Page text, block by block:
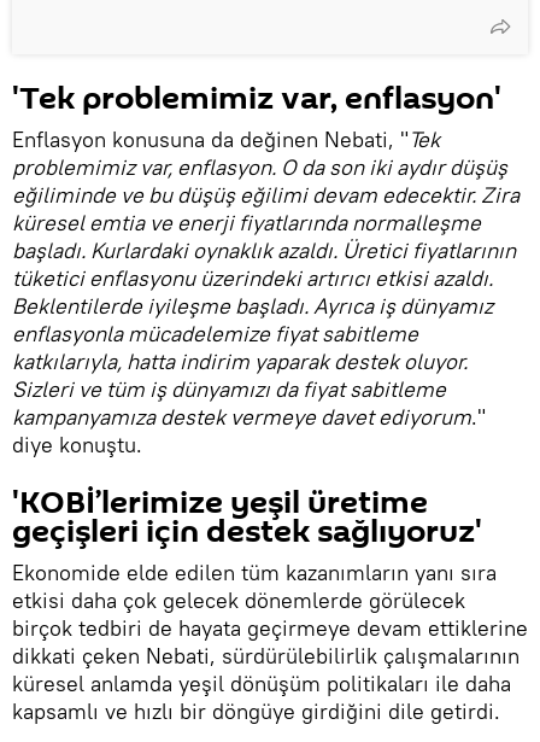
'Tek problemimiz var, enflasyon'
Enflasyon konusuna da değinen Nebati, "Tek
problemimiz var, enflasyon. O da son iki aydır düşüş
eğiliminde ve bu düşüş eğilimi devam edecektir. Zira
küresel emtia ve enerji fiyatlarında normalleşme
başladı. Kurlardaki oynaklık azaldı. Üretici fiyatlarının
tüketici enflasyonu üzerindeki artırıcı etkisi azaldı.
Beklentilerde iyileşme başladı. Ayrıca iş dünyamız
enflasyonla mücadelemize fiyat sabitleme
katkılarıyla, hatta indirim yaparak destek oluyor.
Sizleri ve tüm iş dünyamızı da fiyat sabitleme
kampanyamıza destek vermeye davet ediyorum."
diye konuştu.
'KOBİ’lerimize yeşil üretime
geçişleri için destek sağlıyoruz'
Ekonomide elde edilen tüm kazanımların yanı sıra
etkisi daha çok gelecek dönemlerde görülecek
birçok tedbiri de hayata geçirmeye devam ettiklerine
dikkati çeken Nebati, sürdürülebilirlik çalışmalarının
küresel anlamda yeşil dönüşüm politikaları ile daha
kapsamlı ve hızlı bir döngüye girdiğini dile getirdi.